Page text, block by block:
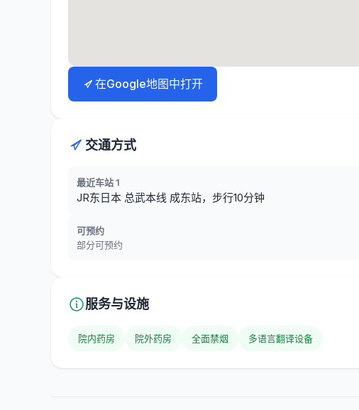
在Google地图中打开
交通方式
最近车站 1
JR东日本 总武本线 成东站，步行10分钟
可预约
部分可预约
服务与设施
院内药房 院外药房 全面禁烟 多语言翻译设备